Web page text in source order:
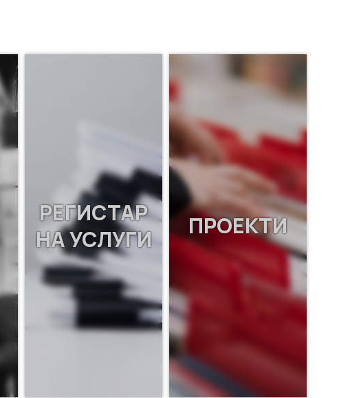
РЕГИСТАР
НА УСЛУГИ
ПРОЕКТИ